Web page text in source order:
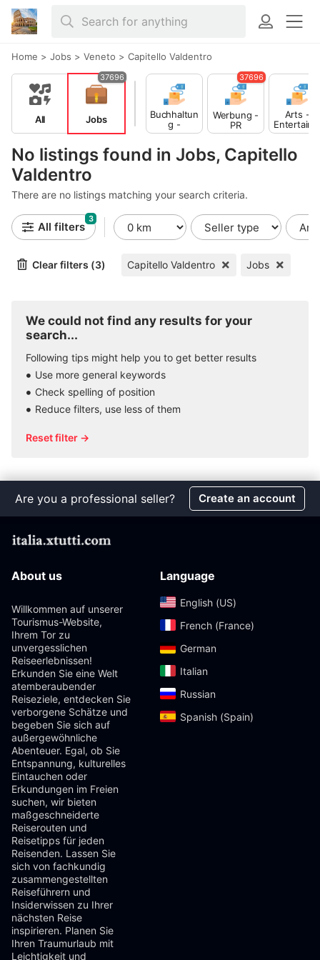
Home > Jobs > Veneto > Capitello Valdentro
No listings found in Jobs, Capitello
Valdentro
There are no listings matching your search criteria.
All Jobs
37696
Buchhaltun
g -
Finance
Werbung -
PR
37696
Arts -
Entertainm
ent -
All filters
3
Clear filters (3) Capitello Valdentro Jobs
We could not find any results for your
search...
Following tips might help you to get better results
Use more general keywords
Check spelling of position
Reduce filters, use less of them
Reset filter →
Are you a professional seller? Create an account
About us
Willkommen auf unserer
Tourismus-Website,
Ihrem Tor zu
unvergesslichen
Reiseerlebnissen!
Erkunden Sie eine Welt
atemberaubender
Reiseziele, entdecken Sie
verborgene Schätze und
begeben Sie sich auf
außergewöhnliche
Abenteuer. Egal, ob Sie
Entspannung, kulturelles
Eintauchen oder
Erkundungen im Freien
suchen, wir bieten
maßgeschneiderte
Reiserouten und
Reisetipps für jeden
Reisenden. Lassen Sie
sich von fachkundig
zusammengestellten
Reiseführern und
Insiderwissen zu Ihrer
nächsten Reise
inspirieren. Planen Sie
Ihren Traumurlaub mit
Leichtigkeit und
Language
English (US)‎
French (France)‎
German‎
Italian‎
Russian‎
Spanish (Spain)‎